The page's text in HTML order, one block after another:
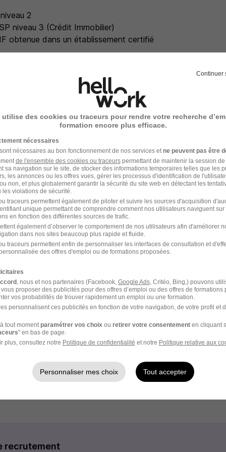
2
niveau 3 (Crédit Immobilier)
obtenue dans un établissement certifié
de validité est nécessaire.
sens du conseil, vous alliez écoute active, empathie et
une relation de confiance durable avec une clientèle
la confidentialité ainsi que votre capacité à rendre
de votre professionnalisme.
fibre commerciale, vous faites preuve d'autonomie,
Votre exigence personnelle et votre ténacité
vos objectifs, mais également de viser l'excellence.
en gestion de patrimoine et entreprise, vous
comprise entre 32.400€ et 75.000€ selon votre niveau (1
rémunération variable déplafonnée, indexée sur vos
sur mesure : un manager à votre écoute, le soutien
supports dédiées;
de solutions d'investissement en architecture ouverte,
en interne, unique sur le marché, pour vous permettre
kilométriques selon barème en vigueur, titres
d'épargne salariale et retraite pour préparer l'avenir,
carrière et mobilité partout en France;
recrutement
Continuer
utilise des cookies ou traceurs pour rendre votre recherche
formation encore plus efficace.
nécessaires
nécessaires au bon fonctionnement de nos services et ne peuvent pas être
de l'ensemble des cookies ou traceurspermettant de maintenir la session
sa navigation sur le site, de stocker des informations temporaires telles que les
les annonces ou les offres vues, gérer les processus d'identification de
non, et plus globalement garantir la sécurité du site web en détectant les
violations de sécurité.
traceurs permettent également de piloter et suivre les sources d'acquisition
unique permettant de comprendre comment nos utilisateurs naviguent sur
en fonction des différentes sources de trafic.
également d’observer le comportement de nos utilisateurs afin d'améliorer
dans nos sites beaucoup plus rapide et fluide.
traceurs permettent enfin de personnaliser les interfaces de consultation et
des offres d'emploi ou de formations proposées.
, nous et nos partenaires (Facebook, Google Ads, Critéo, Bing,) pouvons
proposer des publicités pour des offres d’emploi ou des offres de formations
vos probabilités de trouver rapidement un emploi ou une formation.
personnalisent ces publicités en fonction de votre navigation, de votre profil et
tout moment paramétrer vos choix ou retirer votre consentementen cliquant
" en bas de page.
plus, consultez notre Politique de confidentialité et notre Politique relative aux
Personnaliser mes choix Tout accepter